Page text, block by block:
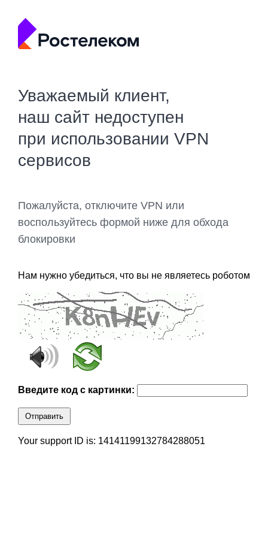
Уважаемый клиент,
наш сайт недоступен
при использовании VPN
сервисов
Пожалуйста, отключите VPN или
воспользуйтесь формой ниже для обхода
блокировки
Нам нужно убедиться, что вы не являетесь роботом
Введите код с картинки:
Отправить
Your support ID is: 14141199132784288051